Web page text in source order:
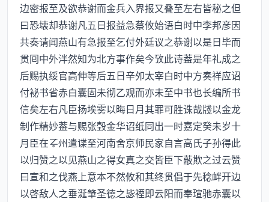
边密报至及欲恭谢而金兵入界报又叠至左右皆秘之但
曰恐壊却恭谢凡五日报益急蔡攸始语白时中李邦彦因
共奏请闻燕山有急报至乞付外廷议之恭谢以是日毕而
贯囘中外泮然知为北方事作矣今攷此诗葢是年礼成之
后赐执绥官高伸等后五日辛夘太宰白时中方奏祥应诏
付袐书省赤白囊固未彻乙观而亦未至中书也长编所书
信矣左右凡臣扬埃雾以晦日月其罪可胜诛哉牋以金龙
制作精妙葢与赐张瑴金华诏纸同出一时嘉定癸未岁十
月臣在州遣谍至河南舍京师民家自言高氏子孙得此
以归赞之以见燕山之得女真之交皆臣下蔽欺之过云赞
曰宣和之伐燕上意本不然攸和其终贯倡于先稔衅开边
以啓敌人之垂涎肇圣徳之毖禋即云阳而奉瑄驰赤囊以